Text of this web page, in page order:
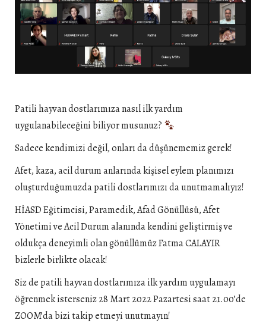
Patili hayvan dostlarımıza nasıl ilk yardım
uygulanabileceğini biliyor musunuz?
Sadece kendimizi değil, onları da düşünememiz gerek!
Afet, kaza, acil durum anlarında kişisel eylem planımızı
oluşturduğumuzda patili dostlarımızı da unutmamalıyız!
HİASD Eğitimcisi, Paramedik, Afad Gönüllüsü, Afet
Yönetimi ve Acil Durum alanında kendini geliştirmiş ve
oldukça deneyimli olan gönüllümüz Fatma CALAYIR
bizlerle birlikte olacak!
Siz de patili hayvan dostlarımıza ilk yardım uygulamayı
öğrenmek isterseniz 28 Mart 2022 Pazartesi saat 21.00’de
ZOOM’da bizi takip etmeyi unutmayın!